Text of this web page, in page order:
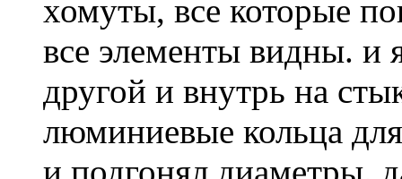
хомуты, все которые
все элементы видны. и
другой и внутрь на
люминиевые кольца
и подгонял диаметры.